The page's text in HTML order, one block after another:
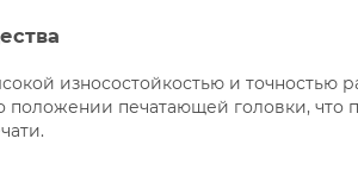
износостойкостью и точностью
положении печатающей головки, что